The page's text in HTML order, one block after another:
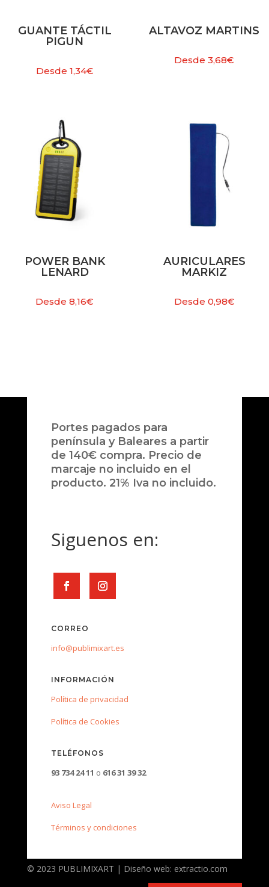
GUANTE TÁCTIL
PIGUN
Desde 1,34€
ALTAVOZ MARTINS
Desde3,68€
POWER BANK
LENARD
Desde8,16€
AURICULARES
MARKIZ
Desde 0,98€
Portes pagados para
península y Baleares a partir
de 140€ compra. Precio de
marcaje no incluido en el
producto. 21% Iva no incluido.
Siguenos en:
CORREO
info@publimixart.es
INFORMACIÓN
Política de privacidad
Política de Cookies
TELÉFONOS
93 734 24 11 o 616 31 39 32
Aviso Legal
Términos y condiciones
© 2023 PUBLIMIXART | Diseño web: extractio.com